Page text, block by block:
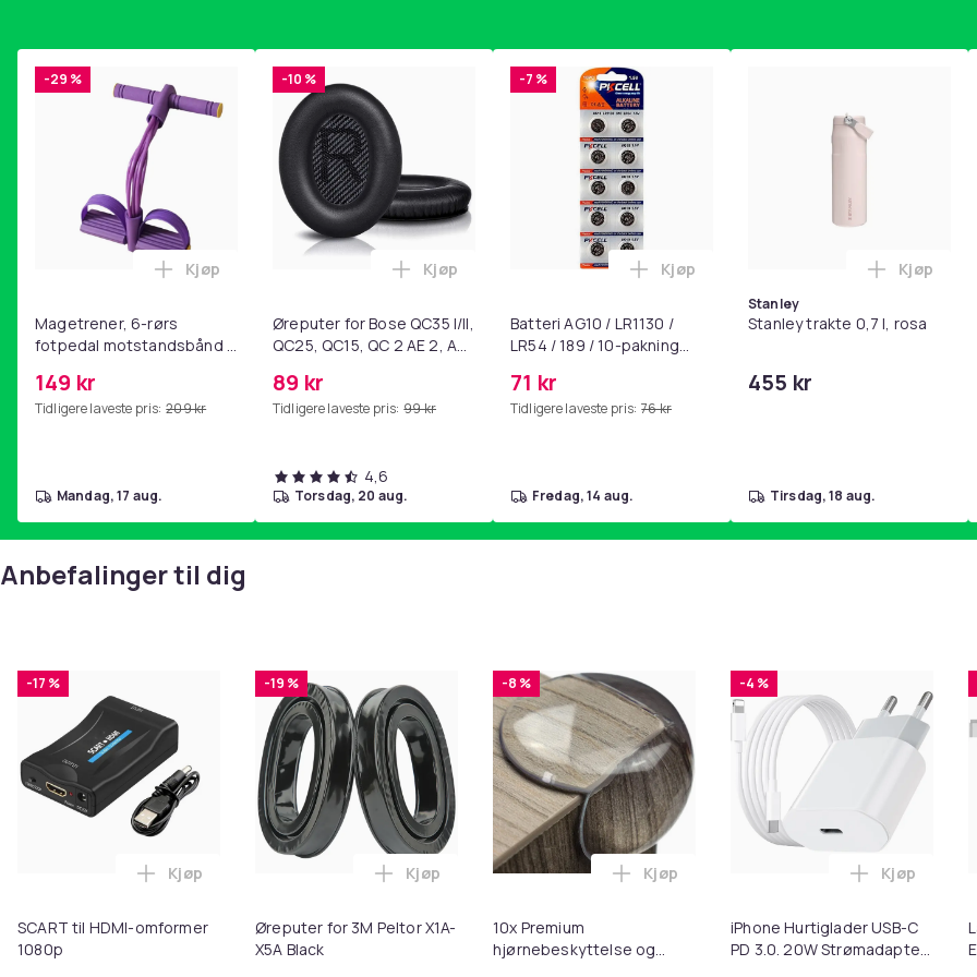
-29 %
Magetrener, 6-rørs
fotpedal motstandsbånd -
yoga og
hjemmegymnastikk Purple
149 kr
Tidligere laveste pris: 209 kr
Legg Magetrener, 6-rørs fotpedal motstandsbånd - mage- og kjernetrening, yoga og
Kjøp
mandag, 17 aug.
-10 %
Øreputer for Bose QC35 I/II,
QC25, QC15, QC 2 AE 2, AE
SoundLink Black
89 kr
Tidligere laveste pris: 99 kr
Legg Øreputer for Bose QC35 I/II, QC25, QC15, QC 2 AE 2, AE 2i, AE 2w,
Kjøp
4,6
torsdag, 20 aug.
-7 %
Batteri AG10 / LR1130 /
LR54 / 189 / 10-pakning
71 kr
Tidligere laveste pris: 76 kr
Legg Batteri AG10 / LR1130 / LR54 / 189
Kjøp
fredag, 14 aug.
Stanley
Stanley trakte 0,7 l, rosa
455 kr
Legg
Kjøp
tirsdag, 18 aug.
Anbefalinger til dig
-17 %
SCART til HDMI-omformer
1080p
Legg SCART til HDMI-omformer 1080p i handlekurven
Kjøp
-19 %
Øreputer for 3M Peltor X1A-
X5A Black
Legg Øreputer for 3M Peltor X1A-X5A Black i handlekurven
Kjøp
-8 %
10x Premium
hjørnebeskyttelse og
Legg 10x Premium hjørnebeskyttelse og
Kjøp
-4 %
iPhone Hurtiglader USB-C
PD 3.0. 20W Strømadapter
Legg
Kjøp